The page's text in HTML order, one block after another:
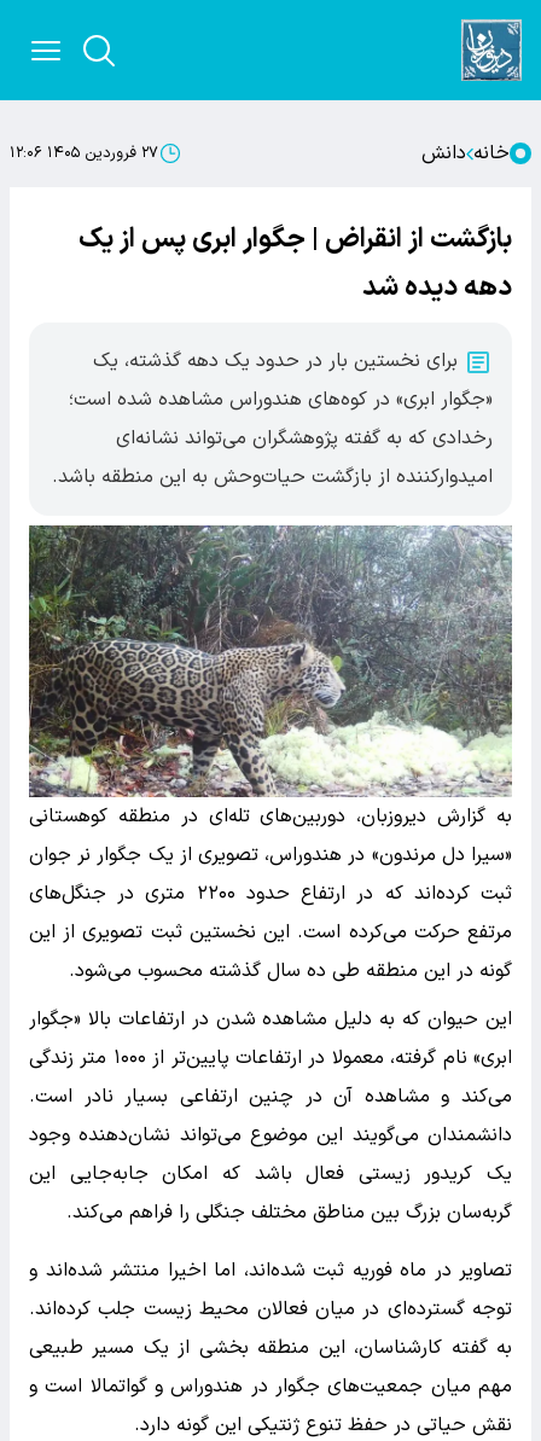
خانه دانش ۲۷ فروردین ۱۴۰۵ ۱۲:۰۶
بازگشت از انقراض | جگوار ابری پس از یک
دهه دیده شد
برای نخستین بار در حدود یک دهه گذشته، یک
«جگوار ابری» در کوه‌های هندوراس مشاهده شده است؛
رخدادی که به گفته پژوهشگران می‌تواند نشانه‌ای
امیدوارکننده از بازگشت حیات‌وحش به این منطقه باشد.
به گزارش دیروزبان، دوربین‌های تله‌ای در منطقه کوهستانی
«سیرا دل مرندون» در هندوراس، تصویری از یک جگوار نر جوان
ثبت کرده‌اند که در ارتفاع حدود ۲۲۰۰ متری در جنگل‌های
مرتفع حرکت می‌کرده است. این نخستین ثبت تصویری از این
گونه در این منطقه طی ده سال گذشته محسوب می‌شود.
این حیوان که به دلیل مشاهده شدن در ارتفاعات بالا «جگوار
ابری» نام گرفته، معمولا در ارتفاعات پایین‌تر از ۱۰۰۰ متر زندگی
می‌کند و مشاهده آن در چنین ارتفاعی بسیار نادر است.
دانشمندان می‌گویند این موضوع می‌تواند نشان‌دهنده وجود
یک کریدور زیستی فعال باشد که امکان جابه‌جایی این
گربه‌سان بزرگ بین مناطق مختلف جنگلی را فراهم می‌کند.
تصاویر در ماه فوریه ثبت شده‌اند، اما اخیرا منتشر شده‌اند و
توجه گسترده‌ای در میان فعالان محیط زیست جلب کرده‌اند.
به گفته کارشناسان، این منطقه بخشی از یک مسیر طبیعی
مهم میان جمعیت‌های جگوار در هندوراس و گواتمالا است و
نقش حیاتی در حفظ تنوع ژنتیکی این گونه دارد.